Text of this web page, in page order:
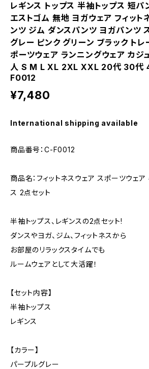
レギンス トップス 半袖トップス 短パ
エストゴム 無地 ヨガウェア フィット
ンツ ジム ダンスパンツ ヨガパンツ
グレー ピンク グリーン ブラック トレ
ポーツウェア ランニングウェア カジ
人 S M L XL 2XL XXL 20代 30代
F0012
¥7,480
International shipping available
商品番号：C-F0012
商品名：フィットネスウェア スポーツウェ
ス 2点セット
半袖トップス、レギンスの2点セット!
ダンスやヨガ、ジム、フィットネスから
お部屋のリラックスタイムでも
ルームウェアとして大活躍！
【セット内容】
半袖トップス
レギンス
【カラー】
パープルグレー